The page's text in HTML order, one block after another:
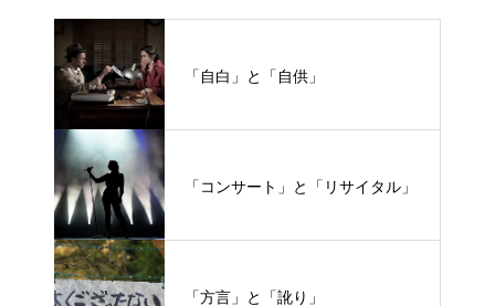
「自白」と「自供」
「コンサート」と「リサイタル」
「方言」と「訛り」